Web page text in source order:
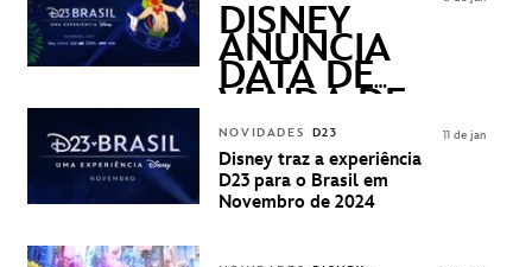
QUESTIONS)
DISNEY
ANUNCIA
DATA DE
VENDA DE
INGRESSOS
PARA A D23
BRASIL -
UMA
NOVIDADES D23
Disney traz a experiência
D23 para o Brasil em
Novembro de 2024
11 de jan